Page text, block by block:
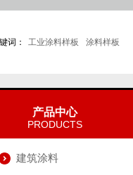
词： 工业涂料样板 涂料样板
产品中心
PRODUCTS
建筑涂料